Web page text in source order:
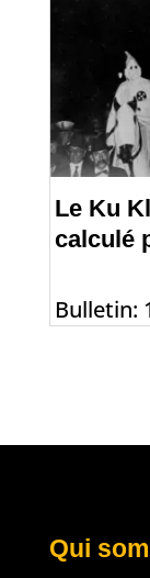
Le Ku
calculé
Bulletin:
Qui